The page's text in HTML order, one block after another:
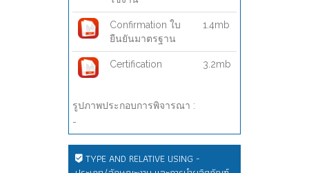
Confirmation ใบ
ยืนยันมาตรฐาน
1.4mb
Certification 3.2mb
รูปภาพประกอบการพิจารณา :
-
TYPE AND RELATIVE USING -